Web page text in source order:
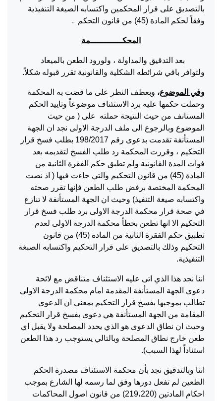
بالتصديق على قرار المحكمين واكتسابه الصيغة التنفيذية
وفقاً لحكم المادة (45) من قانون التحكم .
المحكـــــــــــــمة
بعد التدقيق والمداولة ، ولورود الطعن بالميعاد
ولتوافر باقي شرائطه الشكلية والقانونية تقرر قبوله شكلاً.
وفي الموضوع، وبعطف النظر على ما قضت به المحكمة
وحملت حكمها عليه برد الاستئناف موضوعاً وتاييد الحكم
المستانف من حيث النتيجة حملته على ( من حيث
الموضوع وبالرجوع الى ملف الدرجة الاولى نجد ان الجهة
المستأنفة تقدمت بدعوى رقم 198/2017 بطلب فسخ قرار
التحكيم ، وقررت المحكمة رد طلب الفسخ لتقديمه بعد
فوات المدة القانونية ولم تطبق حكم الفقرة الثانية من
المادة (45) من قانون التحكيم والتي جاءت فيها ( اذ نصت
المحكمة المختصة برفض طلب الطعن فإنها تقرر صحته
واكتسابه صيغة التنفيذ) وحيث ان الجهة المستأنفة لا تنازع
في صحة قرار محكمة الدرجة الاولى برد طلب فسخ قرار
التحكيم الا انها تطعن بخطأ محكمة الدرجة الاولى لعدم
تطبيق حكم الفقرة الثانية من المادة (45) من قانون
التحكيم وذلك بالتصديق على قرار التحكيم واكتسابه الصبغة
التنفيذية.
اننا نجد هذا الذي اتى عليه الاستئناف متناقض مع لائحة
دعوى الجهة المستأنفة المقدمة امام محكمة الدرجة الاولى
تطالب بموجبها بفسخ قرار التحكيم بمعنى ان الدعوى
المقامة من الجهة المستأنفة هي دعوى بفسخ قرار التحكيم
وحيث ان نطاق الدعوى هو الذي يحدد المصلحة ولا يقبل اي
طعن خارج نطاق المصلحة وبالتالي يستوجب رد هذا الطعن
استناداً لهذا السبب).
اننا وبالتدقيق نجد بأن محكمة الاستئناف مصدرة الحكم
الطعين لم تفعل دورها وفق لما رسمه لها الشارع بموجب
احكام المادتين (219،220) من قانون اصول المحاكمات